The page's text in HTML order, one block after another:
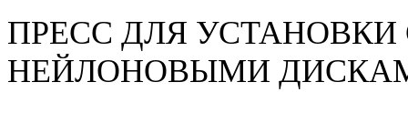
ПРЕСС ДЛЯ УСТАНОВКИ
НЕЙЛОНОВЫМИ